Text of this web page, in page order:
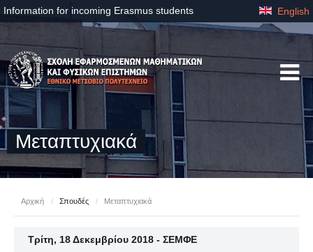
Information for incoming Erasmus students English
Μεταπτυχιακά
Αρχική / Σπουδές / Μεταπτυχιακά
Τρίτη, 18 Δεκεμβρίου 2018 - ΣΕΜΦΕ